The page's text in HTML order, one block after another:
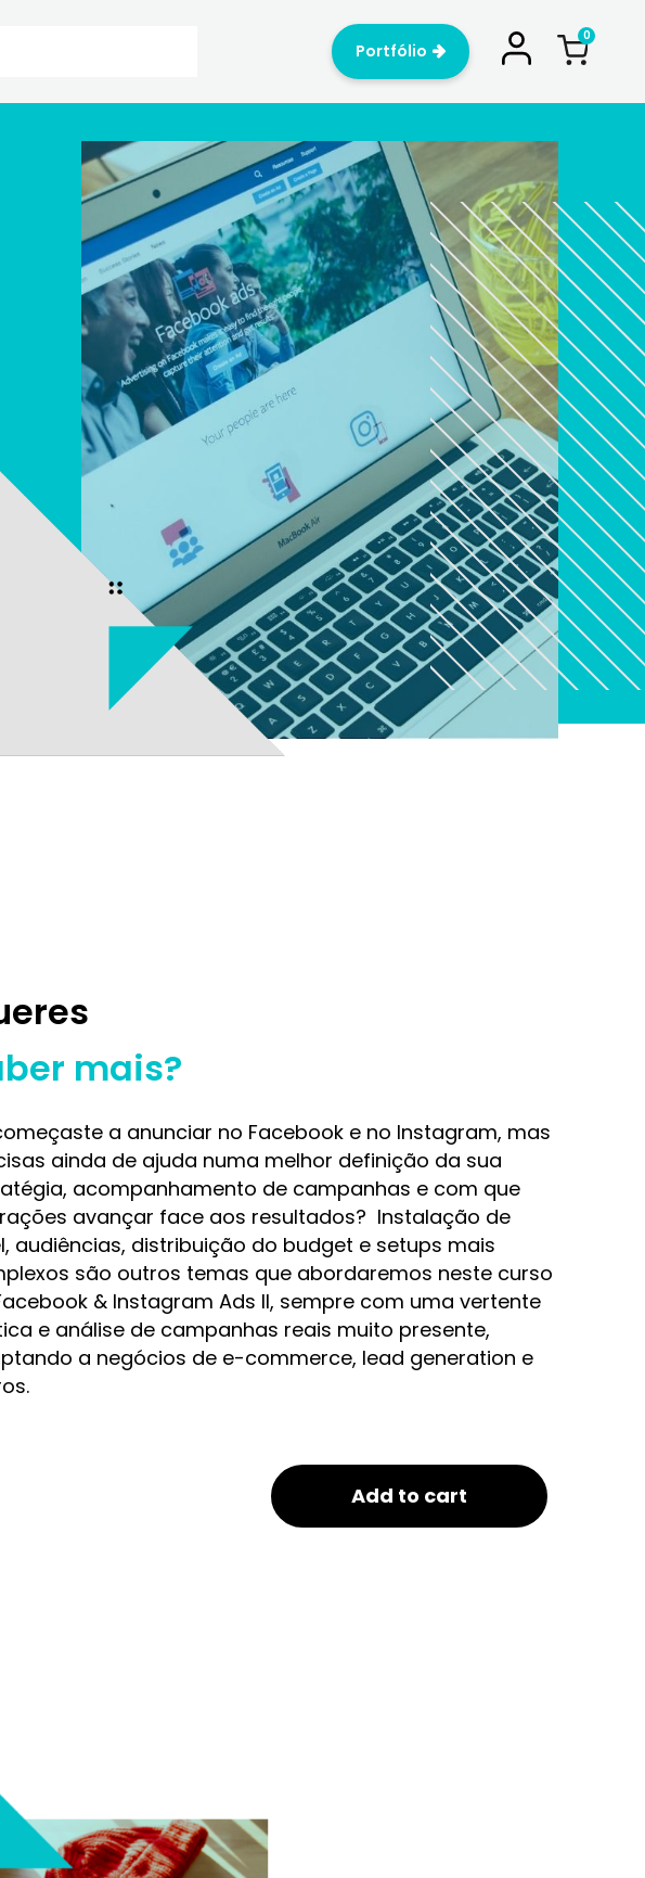
Portfólio
mais?
a anunciar no Facebook e no Instagram, mas
ainda de ajuda numa melhor definição da sua
acompanhamento de campanhas e com que
avançar face aos resultados? Instalação de
audiências, distribuição do budget e setups mais
são outros temas que abordaremos neste curso
& Instagram Ads II, sempre com uma vertente
e análise de campanhas reais muito presente,
a negócios de e-commerce, lead generation e
Add to cart